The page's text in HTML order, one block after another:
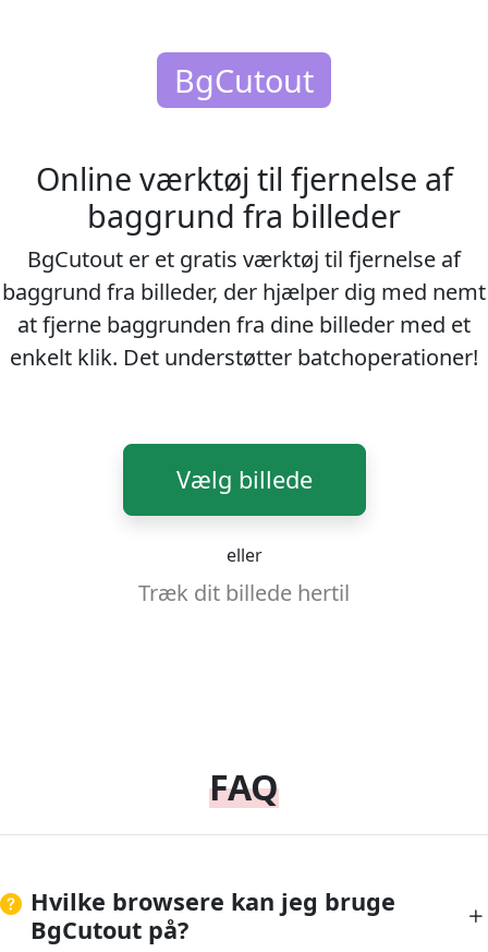
BgCutout
Online værktøj til fjernelse af
baggrund fra billeder
BgCutout er et gratis værktøj til fjernelse af
baggrund fra billeder, der hjælper dig med nemt
at fjerne baggrunden fra dine billeder med et
enkelt klik. Det understøtter batchoperationer!
Vælg billede
eller
Træk dit billede hertil
FAQ
Hvilke browsere kan jeg bruge
BgCutout på?